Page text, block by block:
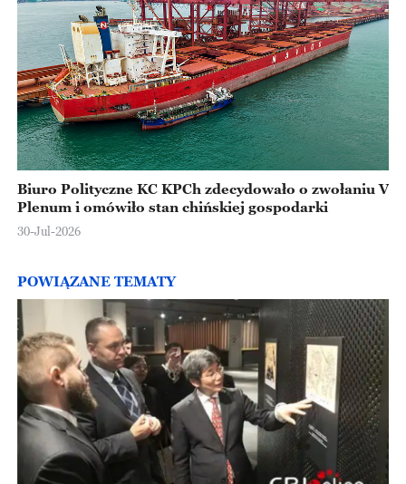
Biuro Polityczne KC KPCh zdecydowało o zwołaniu V
Plenum i omówiło stan chińskiej gospodarki
30-Jul-2026
POWIĄZANE TEMATY